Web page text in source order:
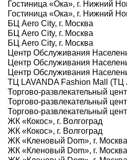
Гостиница «Ока», г. Нижний
Гостиница «Ока», г. Нижний
БЦ Aero City, г. Москва
БЦ Aero City, г. Москва
БЦ Aero City, г. Москва
Центр Обслуживания
Центр Обслуживания
Центр Обслуживания
ТЦ LAVANDA Fashion Mall (ТЦ
Торгово-развлекательный
Торгово-развлекательный
Торгово-развлекательный
ЖК «Кокос», г. Волгоград
ЖК «Кокос», г. Волгоград
ЖК «Кленовый Dom», г. Москва
ЖК «Кленовый Dom», г. Москва